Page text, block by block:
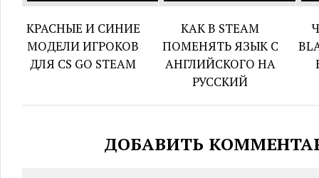
КРАСНЫЕ И СИНИЕ
МОДЕЛИ ИГРОКОВ
ДЛЯ CS GO STEAM
КАК В STEAM
ПОМЕНЯТЬ ЯЗЫК С
АНГЛИЙСКОГО НА
РУССКИЙ
ДОБАВИТЬ